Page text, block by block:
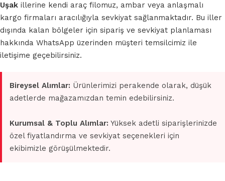
Uşak illerine kendi araç filomuz, ambar veya anlaşmalı
kargo firmaları aracılığıyla sevkiyat sağlanmaktadır. Bu iller
dışında kalan bölgeler için sipariş ve sevkiyat planlaması
hakkında WhatsApp üzerinden müşteri temsilcimiz ile
iletişime geçebilirsiniz.
Bireysel Alımlar: Ürünlerimizi perakende olarak, düşük
adetlerde mağazamızdan temin edebilirsiniz.
Kurumsal & Toplu Alımlar: Yüksek adetli siparişlerinizde
özel fiyatlandırma ve sevkiyat seçenekleri için
ekibimizle görüşülmektedir.